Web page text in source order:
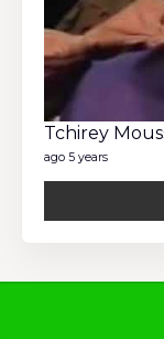
Tchirey
ago 5 years